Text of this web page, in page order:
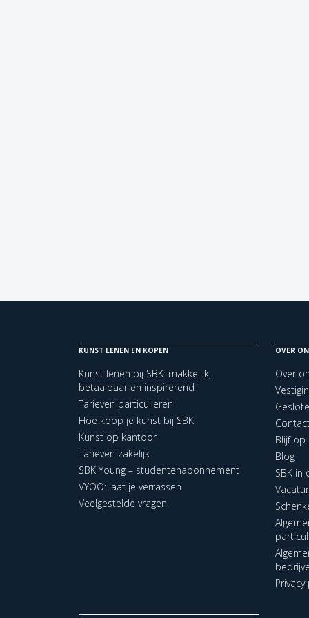
KUNST LENEN EN KOPEN
Kunst lenen bij SBK: makkelijk,
betaalbaar en inspirerend
Tarieven particulieren
Hoe koop je kunst bij SBK
Kunst op kantoor
Tarieven zakelijk
SBK Young – studentenabonnement
VYOO: laat je verrassen
Veelgestelde vragen
OVER
Over
Blijf op
Blog
SBK in